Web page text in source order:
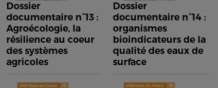
Dossier
documentaire n°13 :
Agroécologie, la
résilience au coeur
des systèmes
agricoles
Dossier
documentaire n°14 :
organismes
bioindicateurs de la
qualité des eaux de
surface